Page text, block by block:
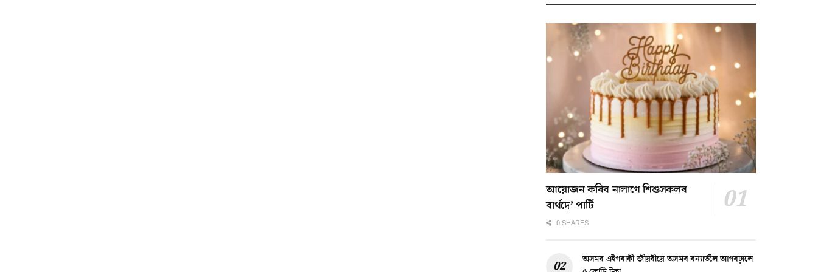
আয়োজন কৰিব নালাগে শিশুসকলৰ
বাৰ্থদে’ পাৰ্টি
0 SHARES
অসমৰ এইগৰাকী জীয়ৰীয়ে অসমৰ বন্যাৰ্তলৈ আগবঢ়ালে